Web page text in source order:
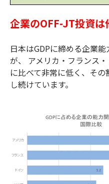
企業のOFF-JT投資は
日本はGDPに締める企業
が、 アメリカ・フランス
に比べて非常に低く、そ
し続けています。